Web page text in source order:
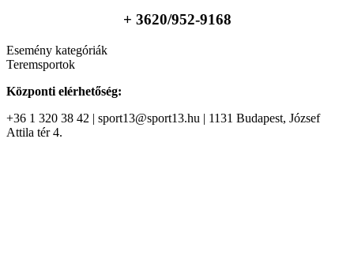
+ 3620/952-9168
Esemény kategóriák
Teremsportok
Központi elérhetőség:
+36 1 320 38 42 | sport13@sport13.hu | 1131 Budapest, József
Attila tér 4.